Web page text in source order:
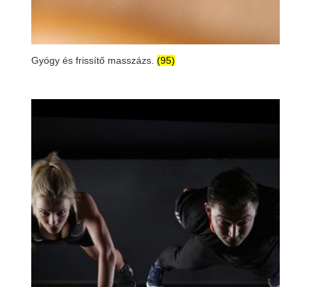
Gyógy és frissítő masszázs. (95)